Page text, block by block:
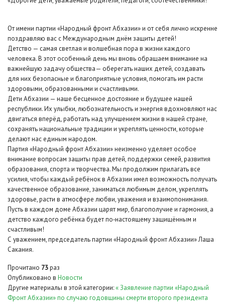
От имени партии «Народный фронт Абхазии» и от себя лично искренне
поздравляю вас с Международным днём защиты детей!
Детство — самая светлая и волшебная пора в жизни каждого
человека. В этот особенный день мы вновь обращаем внимание на
важнейшую задачу общества— оберегать наших детей, создавать
для них безопасные и благоприятные условия, помогать им расти
здоровыми, образованными и счастливыми.
Дети Абхазии — наше бесценное достояние и будущее нашей
республики. Их улыбки, любознательность и энергия вдохновляют нас
двигаться вперёд, работать над улучшением жизни в нашей стране,
сохранять национальные традиции и укреплять ценности, которые
делают нас единым народом.
Партия «Народный фронт Абхазии» неизменно уделяет особое
внимание вопросам защиты прав детей, поддержки семей, развития
образования, спорта и творчества. Мы продолжим прилагать все
усилия, чтобы каждый ребёнок в Абхазии имел возможность получать
качественное образование, заниматься любимым делом, укреплять
здоровье, расти в атмосфере любви, уважения и взаимопонимания.
Пусть в каждом доме Абхазии царят мир, благополучие и гармония, а
детство каждого ребёнка будет по‑настоящему защищённым и
счастливым!
С уважением, председатель партии «Народный фронт Абхазии» Лаша
Сакания.
Прочитано 73раз
Опубликовано в Новости
Другие материалы в этой категории:« Заявление партии «Народный
Фронт Абхазии» по случаю годовщины смерти второго президента